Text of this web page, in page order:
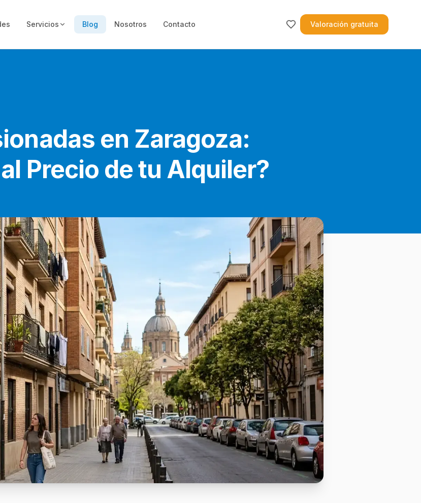
Servicios Blog Nosotros Contacto Valoración gratuita
en Zaragoza:
Precio de tu Alquiler?